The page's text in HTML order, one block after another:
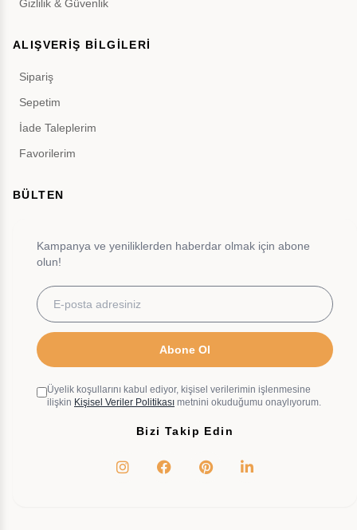
Gizlilik & Güvenlik
ALIŞVERİŞ BİLGİLERİ
Sipariş
Sepetim
İade Taleplerim
Favorilerim
BÜLTEN
Kampanya ve yeniliklerden haberdar olmak için abone
olun!
Abone Ol
Üyelik koşullarını kabul ediyor, kişisel verilerimin işlenmesine
ilişkin Kişisel Veriler Politikası metnini okuduğumu onaylıyorum.
Bizi Takip Edin